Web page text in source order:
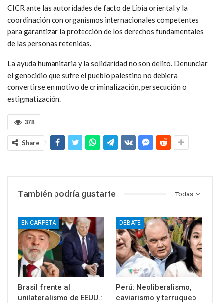
CICR ante las autoridades de facto de Libia oriental y la
coordinación con organismos internacionales competentes
para garantizar la protección de los derechos fundamentales
de las personas retenidas.
La ayuda humanitaria y la solidaridad no son delito. Denunciar
el genocidio que sufre el pueblo palestino no debiera
convertirse en motivo de criminalización, persecución o
estigmatización.
378
Share
Todas
También podría gustarte
EN CARPETA
Brasil frente al
unilateralismo de EEUU.:
DEBATE
Perú: Neoliberalismo,
caviarismo y terruqueo